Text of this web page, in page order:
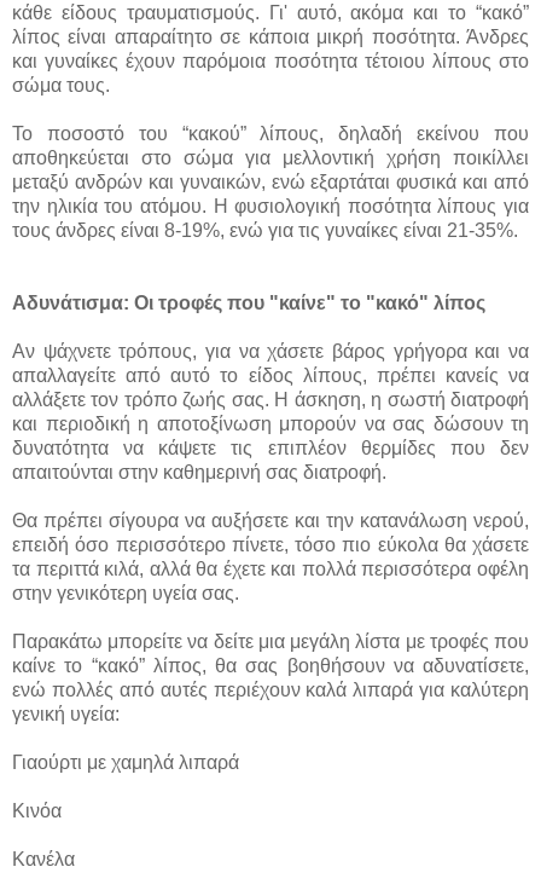
κάθε είδους τραυματισμούς. Γι' αυτό, ακόμα και το “κακό”
λίπος είναι απαραίτητο σε κάποια μικρή ποσότητα. Άνδρες
και γυναίκες έχουν παρόμοια ποσότητα τέτοιου λίπους στο
σώμα τους.
Το ποσοστό του “κακού” λίπους, δηλαδή εκείνου που
αποθηκεύεται στο σώμα για μελλοντική χρήση ποικίλλει
μεταξύ ανδρών και γυναικών, ενώ εξαρτάται φυσικά και από
την ηλικία του ατόμου. Η φυσιολογική ποσότητα λίπους για
τους άνδρες είναι 8-19%, ενώ για τις γυναίκες είναι 21-35%.
Αδυνάτισμα: Οι τροφές που "καίνε" το "κακό" λίπος
Αν ψάχνετε τρόπους, για να χάσετε βάρος γρήγορα και να
απαλλαγείτε από αυτό το είδος λίπους, πρέπει κανείς να
αλλάξετε τον τρόπο ζωής σας. Η άσκηση, η σωστή διατροφή
και περιοδική η αποτοξίνωση μπορούν να σας δώσουν τη
δυνατότητα να κάψετε τις επιπλέον θερμίδες που δεν
απαιτούνται στην καθημερινή σας διατροφή.
Θα πρέπει σίγουρα να αυξήσετε και την κατανάλωση νερού,
επειδή όσο περισσότερο πίνετε, τόσο πιο εύκολα θα χάσετε
τα περιττά κιλά, αλλά θα έχετε και πολλά περισσότερα οφέλη
στην γενικότερη υγεία σας.
Παρακάτω μπορείτε να δείτε μια μεγάλη λίστα με τροφές που
καίνε το “κακό” λίπος, θα σας βοηθήσουν να αδυνατίσετε,
ενώ πολλές από αυτές περιέχουν καλά λιπαρά για καλύτερη
γενική υγεία:
Γιαούρτι με χαμηλά λιπαρά
Κινόα
Κανέλα